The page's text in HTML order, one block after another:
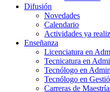
Difusión
Novedades
Calendario
Actividades ya
Enseñanza
Licenciatura en
Tecnicatura en
Tecnólogo en
Tecnólogo en
Carreras de